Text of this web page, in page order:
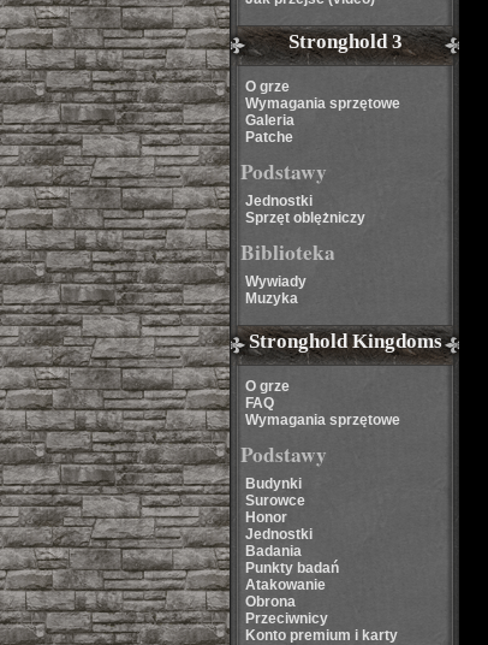
Stronghold 3
O grze
Wymagania sprzętowe
Galeria
Patche
Podstawy
Jednostki
Sprzęt oblężniczy
Biblioteka
Wywiady
Muzyka
Stronghold Kingdoms
O grze
FAQ
Wymagania sprzętowe
Podstawy
Budynki
Surowce
Honor
Jednostki
Badania
Punkty badań
Atakowanie
Obrona
Przeciwnicy
Konto premium i karty